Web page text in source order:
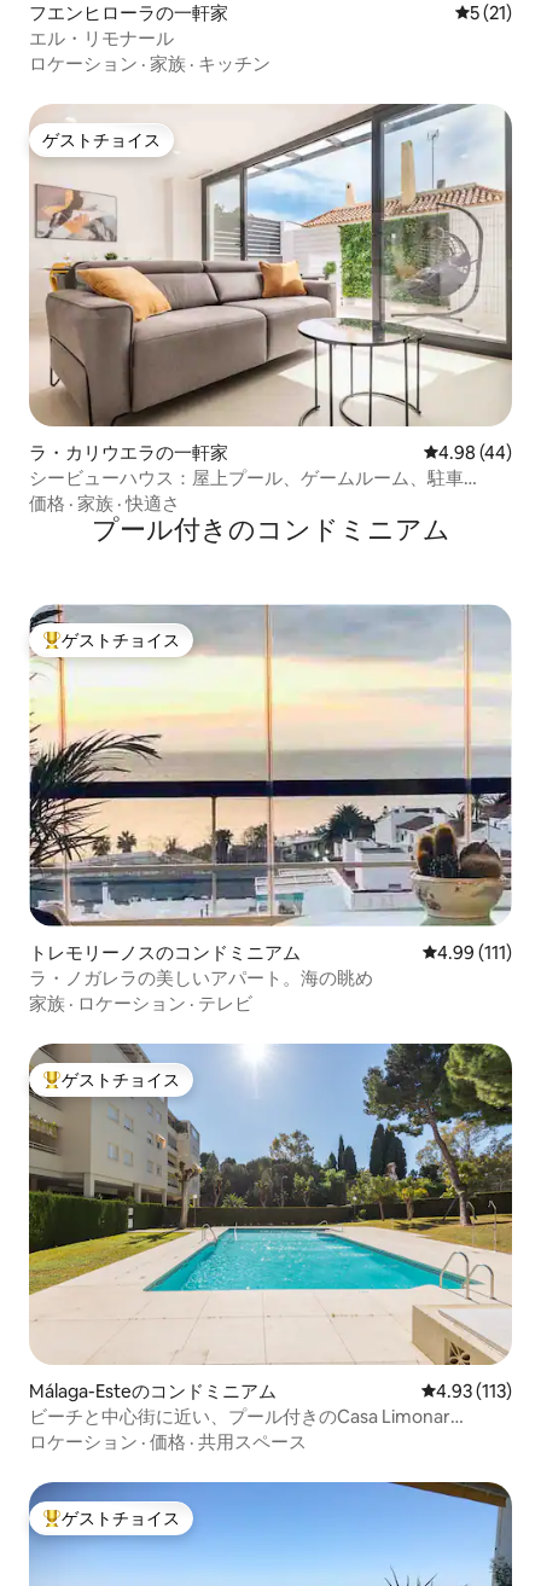
フエンヒローラの一軒家 レビュー
5 (21)
エル・リモナール
ロケーション · 家族 · キッチン
ゲストチョイス
ゲストチョイス
ラ・カリウエラの一軒家 レビュー44
4.98 (44)
シービューハウス：屋上プール、ゲームルーム、駐車
場|REMS
価格 · 家族 ·快適さ
プール付きのコンドミニアム
大好評のゲストチョイスです。
ゲストチョイス
トレモリーノスのコンドミニアム レビュー111
4.99 (111)
ラ・ノガレラの美しいアパート。海の眺め
家族 · ロケーション · テレビ
大好評のゲストチョイスです。
ゲストチョイス
Málaga-Esteのコンドミニアム レビュー113
4.93 (113)
ビーチと中心街に近い、プール付きのCasa Limonar
Málaga
ロケーション · 価格 · 共用スペース
大好評のゲストチョイスです。
ゲストチョイス